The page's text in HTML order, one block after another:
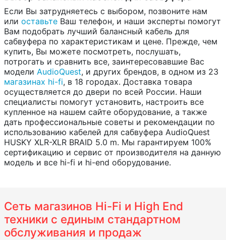
Если Вы затрудняетесь с выбором, позвоните нам
или оставьте Ваш телефон, и наши эксперты помогут
Вам подобрать лучший балансный кабель для
сабвуфера по характеристикам и цене. Прежде, чем
купить, Вы можете посмотреть, послушать,
потрогать и сравнить все, заинтересовавшие Вас
модели AudioQuest, и других брендов, в одном из 23
магазинах hi-fi, в 18 городах. Доставка товара
осуществляется до двери по всей России. Наши
специалисты помогут установить, настроить все
купленное на нашем сайте оборудование, а также
дать профессиональные советы и рекомендации по
использованию кабелей для сабвуфера AudioQuest
HUSKY XLR-XLR BRAID 5.0 m. Мы гарантируем 100%
сертификацию и сервис от производителя на данную
модель и все hi-fi и hi-end оборудование.
Сеть магазинов Hi-Fi и High End
техники с единым стандартном
обслуживания и продаж